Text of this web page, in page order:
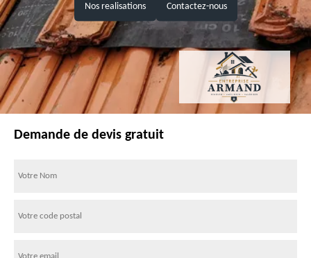
Nos realisations Contactez-nous
Demande de devis gratuit